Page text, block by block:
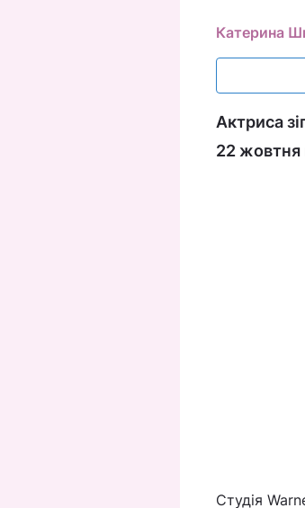
Катерина
Актриса
22 жовтня
Студія